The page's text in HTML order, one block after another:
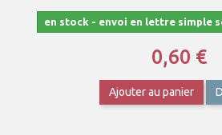
en stock - envoi en lettre simple
0,60 €
Ajouter au panier